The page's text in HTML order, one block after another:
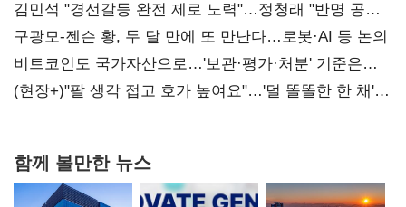
때리기
김민석 "경선갈등 완전 제로 노력"…정청래 "반명 공세
사과부터"
구광모-젠슨 황, 두 달 만에 또 만난다…로봇·AI 등 논의
비트코인도 국가자산으로…'보관·평가·처분' 기준은
숙제
(현장+)"팔 생각 접고 호가 높여요"…'덜 똘똘한 한 채'
함께 볼만한 뉴스